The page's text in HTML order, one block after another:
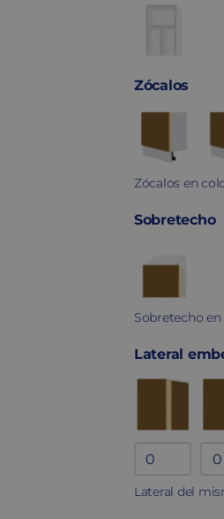
Zócalos
Zócalos en
Sobretecho
Sobretecho
Lateral
Lateral
Lateral del